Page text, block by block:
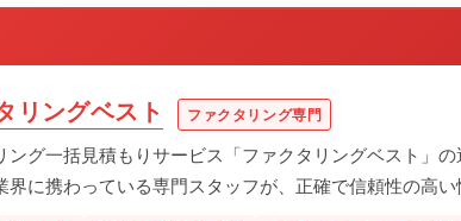
リングベスト ファクタリング専門
ング一括見積もりサービス「ファクタリングベスト」
界に携わっている専門スタッフが、正確で信頼性の高い